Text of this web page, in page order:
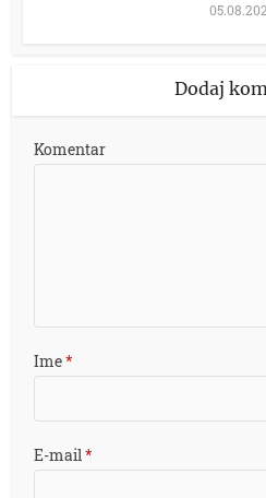
Dodaj
Komentar
Ime*
E-mail*